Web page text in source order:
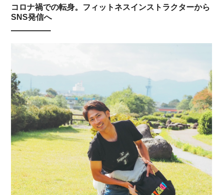
コロナ禍での転身。フィットネスインストラクターから
SNS発信へ